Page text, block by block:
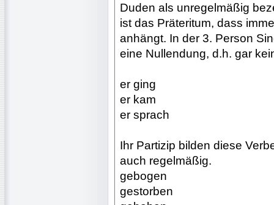
Duden als unregelmäßig
ist das Präteritum, dass
anhängt. In der 3. Person
eine Nullendung, d.h. gar
er ging
er kam
er sprach
Ihr Partizip bilden diese
auch regelmäßig.
gebogen
gestorben